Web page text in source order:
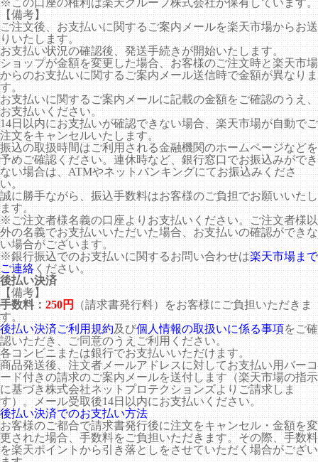
※この口座の権利は楽天グループ株式会社が保有しています。
【備考】
ご注文後、お支払いに関するご案内メールを楽天市場からお送
りいたします。
お支払い状況の確認後、発送手続きが開始いたします。
ショップが金額を変更した場合、お客様のご注文時と楽天市場
からのお支払いに関するご案内メール送信時で金額が異なりま
す。
お支払いに関するご案内メールに記載の金額をご確認のうえ、
お支払いください。
14日以内にお支払いが確認できない場合、楽天市場が自動でご
注文をキャンセルいたします。
振込の取扱時間はご利用される金融機関のホームページなどを
予めご確認ください。連休時など、銀行窓口でお振込みができ
ない場合は、ATMやネットバンキングにてお振込みくださ
い。
誠に勝手ながら、振込手数料はお客様のご負担でお願いいたし
ます。
※ご注文者様名義の口座よりお支払いください。ご注文者様以
外の名義でお支払いいただいた場合、お支払いの確認ができな
い場合がございます。
※銀行振込でのお支払いに関するお問い合わせは楽天市場まで
ご連絡ください。
後払い決済
【備考】
手数料：250円 （請求書発行料）をお客様にご負担いただきま
す。
後払い決済ご利用規約及び個人情報の取扱いに係る事項をご確
認いただき、ご同意のうえご利用ください。
各コンビニまたは銀行でお支払いいただけます。
商品発送後、注文者メールアドレスに対してお支払い用バーコ
ード付きの請求のご案内メールを送付します（楽天市場の指示
に基づき株式会社ネットプロテクションズよりご請求しま
す）。メール受取後14日以内にお支払いください。
後払い決済でのお支払い方法
お客様のご都合で請求書発行後に注文をキャンセル・金額を変
更された場合、手数料をご負担いただきます。その際、手数料
を楽天ポイントから引き落としをさせていただく場合がござい